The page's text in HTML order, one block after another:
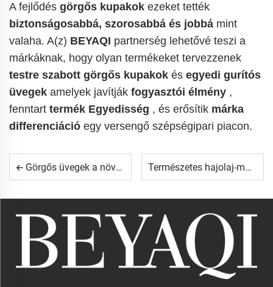
A fejlődés görgős kupakok ezeket tették
biztonságosabbá, szorosabbá és jobbá mint
valaha. A(z) BEYAQI partnerség lehetővé teszi a
márkáknak, hogy olyan termékeket tervezzenek
testre szabott görgős kupakok és egyedi gurítós
üvegek amelyek javítják fogyasztói élmény ,
fenntart termék Egyedisség , és erősítik márka
differenciáció egy versengő szépségipari piacon.
Görgős üvegek a növekvő férfiápolási kategóriában 2026-ban Természetes hajolaj-márkák áttérnek golyós kiszerelésre